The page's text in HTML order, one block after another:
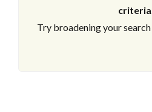
Try broadening your